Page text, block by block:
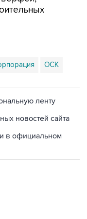
новостей сайта
в официальном